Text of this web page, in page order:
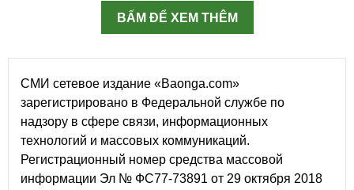
BẤM ĐỂ XEM THÊM
СМИ сетевое издание «Baonga.com»
зарегистрировано в Федеральной службе по
надзору в сфере связи, информационных
технологий и массовых коммуникаций.
Регистрационный номер средства массовой
информации Эл № ФС77-73891 от 29 октября 2018